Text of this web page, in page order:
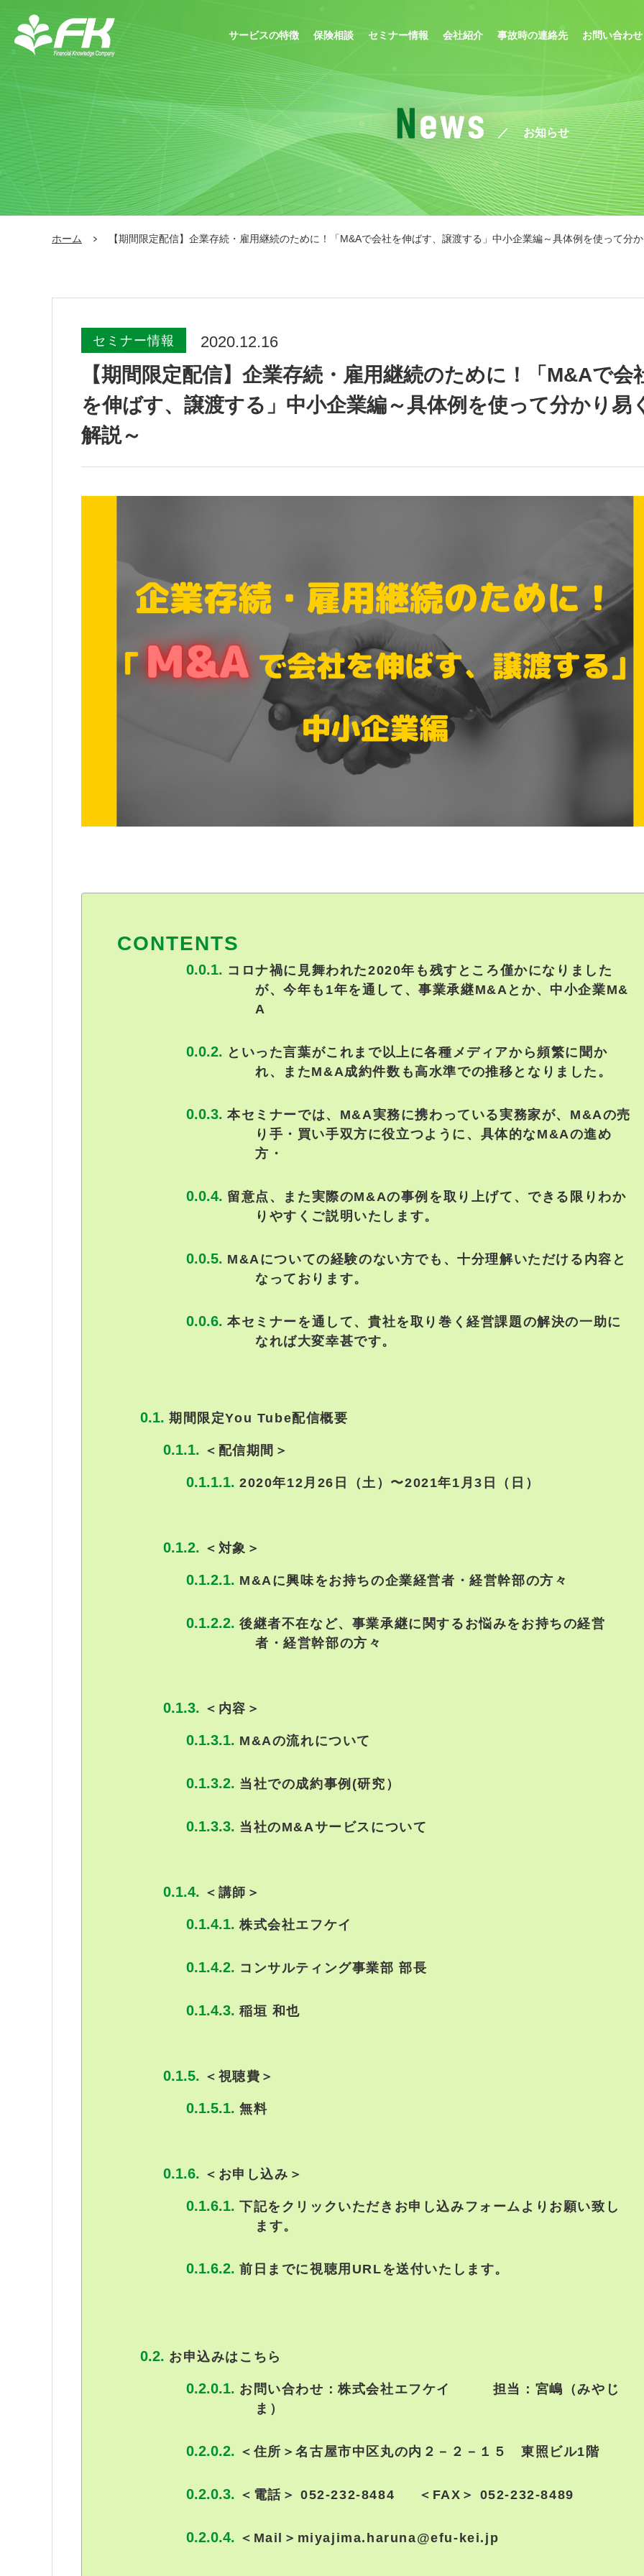
サービスの特徴 保険相談 セミナー情報 会社紹介 事故時の連絡先 お問い合わせ
お知らせ
ホーム 【期間限定配信】企業存続・雇用継続のために！「M&Aで会社を伸ばす、譲渡する」中小企業編～具体例を使って分
セミナー情報 2020.12.16
【期間限定配信】企業存続・雇用継続のために！「M&Aで会
を伸ばす、譲渡する」中小企業編～具体例を使って分かり易
解説～
CONTENTS
コロナ禍に見舞われた2020年も残すところ僅かになりました
が、今年も1年を通して、事業承継M&Aとか、中小企業M&
A
といった言葉がこれまで以上に各種メディアから頻繁に聞か
れ、またM&A成約件数も高水準での推移となりました。
本セミナーでは、M&A実務に携わっている実務家が、M&Aの売
り手・買い手双方に役立つように、具体的なM&Aの進め
方・
留意点、また実際のM&Aの事例を取り上げて、できる限りわか
りやすくご説明いたします。
M&Aについての経験のない方でも、十分理解いただける内容と
なっております。
本セミナーを通して、貴社を取り巻く経営課題の解決の一助に
なれば大変幸甚です。
期間限定You Tube配信概要
＜配信期間＞
2020年12月26日（土）〜2021年1月3日（日）
＜対象＞
M&Aに興味をお持ちの企業経営者・経営幹部の方々
後継者不在など、事業承継に関するお悩みをお持ちの経営
者・経営幹部の方々
＜内容＞
M&Aの流れについて
当社での成約事例(研究）
当社のM&Aサービスについて
＜講師＞
株式会社エフケイ
コンサルティング事業部 部長
稲垣 和也
＜視聴費＞
無料
＜お申し込み＞
下記をクリックいただきお申し込みフォームよりお願い致し
ます。
前日までに視聴用URLを送付いたします。
お申込みはこちら
お問い合わせ：株式会社エフケイ 担当：宮嶋（みやじ
ま）
＜住所＞名古屋市中区丸の内２－２－１５ 東照ビル1階
＜電話＞ 052-232-8484 ＜FAX＞ 052-232-8489
＜Mail＞miyajima.haruna@efu-kei.jp